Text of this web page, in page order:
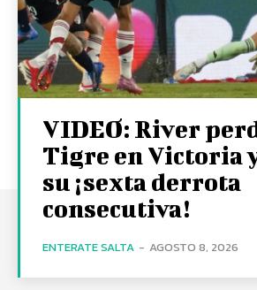
VIDEO: River
Tigre en Victoria
su ¡sexta derrota
consecutiva!
ENTERATE SALTA - AGOSTO 8, 2026